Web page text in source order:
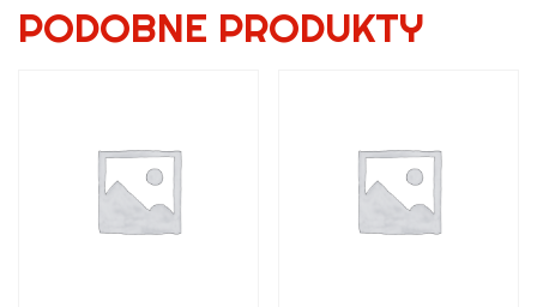
PODOBNE PRODUKTY